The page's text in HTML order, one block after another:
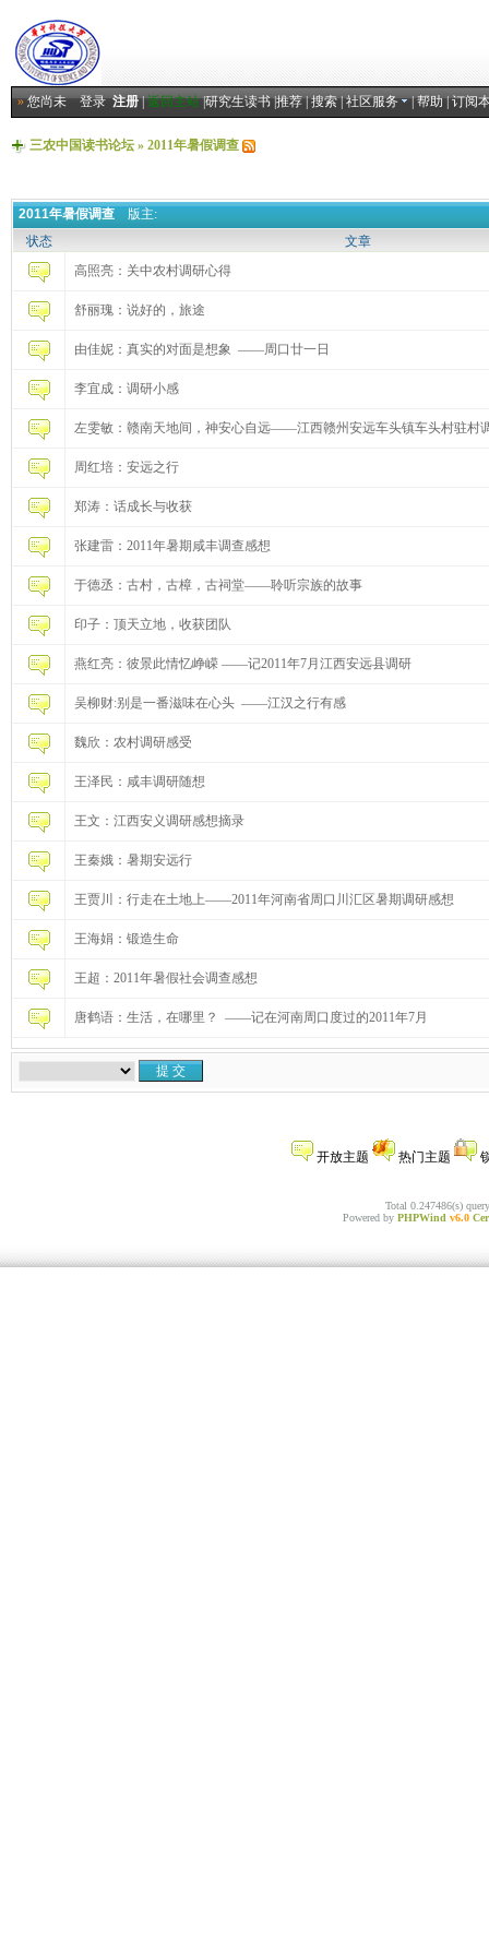
»您尚未登录 注册|返回主站|研究生读书|推荐|搜索|社区服务 |帮助|订阅
三农中国读书论坛» 2011年暑假调查
2011年暑假调查版主:
状态
文章
高照亮：关中农村调研心得
舒丽瑰：说好的，旅途
由佳妮：真实的对面是想象 ——周口廿一日
李宜成：调研小感
左雯敏：赣南天地间，神安心自远——江西赣州安远车头镇车头村驻村
周红培：安远之行
郑涛：话成长与收获
张建雷：2011年暑期咸丰调查感想
于德丞：古村，古樟，古祠堂——聆听宗族的故事
印子：顶天立地，收获团队
燕红亮：彼景此情忆峥嵘 ——记2011年7月江西安远县调研
吴柳财:别是一番滋味在心头 ——江汉之行有感
魏欣：农村调研感受
王泽民：咸丰调研随想
王文：江西安义调研感想摘录
王秦娥：暑期安远行
王贾川：行走在土地上——2011年河南省周口川汇区暑期调研感想
王海娟：锻造生命
王超：2011年暑假社会调查感想
唐鹤语：生活，在哪里？ ——记在河南周口度过的2011年7月
开放主题 热门主题
Total 0.247486(s)
Powered by PHPWind v6.0